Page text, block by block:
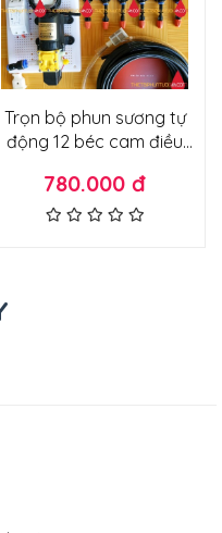
Trọn bộ phun sương tự
động 12 béc cam điều
từ xa qua wifi ráp sẵn
tưới lan, tưới cây cảnh
780.000 đ